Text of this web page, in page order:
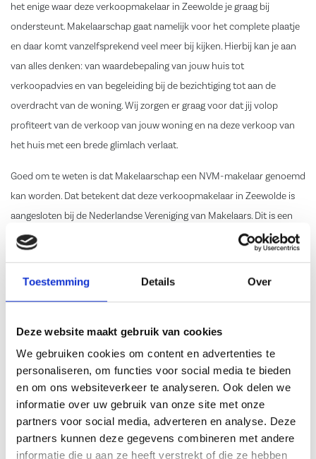
Toestemming Details Over
Deze website maakt gebruik van cookies
We gebruiken cookies om content en advertenties te
personaliseren, om functies voor social media te bieden
en om ons websiteverkeer te analyseren. Ook delen we
informatie over uw gebruik van onze site met onze
partners voor social media, adverteren en analyse. Deze
partners kunnen deze gegevens combineren met andere
informatie die u aan ze heeft verstrekt of die ze hebben
het enige waar deze verkoopmakelaar in Zeewolde je graag bij
ondersteunt. Makelaarschap gaat namelijk voor het complete plaatje
en daar komt vanzelfsprekend veel meer bij kijken. Hierbij kan je aan
van alles denken: van waardebepaling van jouw huis tot
verkoopadvies en van begeleiding bij de bezichtiging tot aan de
overdracht van de woning. Wij zorgen er graag voor dat jij volop
profiteert van de verkoop van jouw woning en na deze verkoop van
het huis met een brede glimlach verlaat.
Goed om te weten is dat Makelaarschap een NVM-makelaar genoemd
kan worden. Dat betekent dat deze verkoopmakelaar in Zeewolde is
aangesloten bij de Nederlandse Vereniging van Makelaars. Dit is een
brancheorganisatie voor makelaars in Nederland en met een netwerk
van meer dan 3.500 makelaars kent de vereniging een enorm groot
bereik. Een groot bereik betekent meer potentiële kopers en meer
Contact Makelaarschap,
jouw ideale
verkoopmakelaar in
Zeewolde!